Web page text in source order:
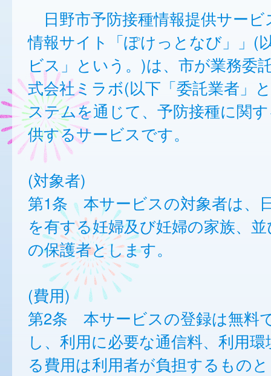
日野市予防接種情報提供サービ
情報サイト「ぽけっとなび」」(
ビス」という。)は、市が業務委
式会社ミラボ(以下「委託業者」
ステムを通じて、予防接種に関
供するサービスです。
(対象者)
第1条 本サービスの対象者は、
を有する妊婦及び妊婦の家族、
の保護者とします。
(費用)
第2条 本サービスの登録は無料
し、利用に必要な通信料、利用
る費用は利用者が負担するもの